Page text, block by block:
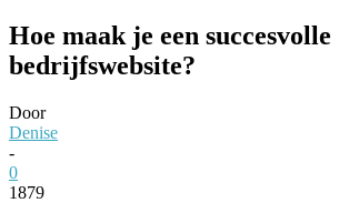
Hoe maak je een succesvolle
bedrijfswebsite?
Door
Denise
-
0
1879